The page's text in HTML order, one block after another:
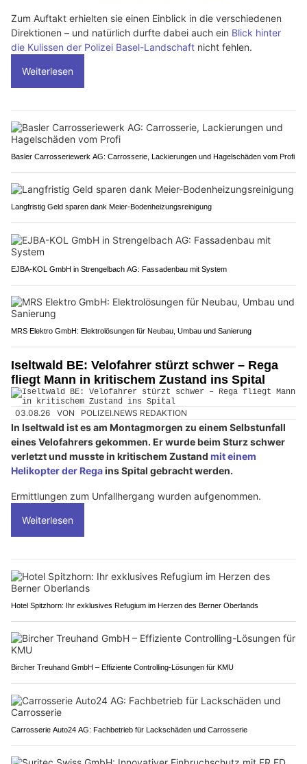
Zum Auftakt erhielten sie einen Einblick in die verschiedenen
Direktionen – und natürlich durfte dabei auch ein Blick hinter
die Kulissen der Polizei Basel-Landschaft nicht fehlen.
Weiterlesen
Basler Carrosseriewerk AG: Carrosserie, Lackierungen und Hagelschäden vom Profi
Langfristig Geld sparen dank Meier-Bodenheizungsreinigung
EJBA-KOL GmbH in Strengelbach AG: Fassadenbau mit System
MRS Elektro GmbH: Elektrolösungen für Neubau, Umbau und Sanierung
Iseltwald BE: Velofahrer stürzt schwer – Rega
fliegt Mann in kritischem Zustand ins Spital
03.08.26 VON POLIZEI.NEWS REDAKTION
In Iseltwald ist es am Montagmorgen zu einem Selbstunfall
eines Velofahrers gekommen. Er wurde beim Sturz schwer
verletzt und musste in kritischem Zustand mit einem
Helikopter der Regains Spital gebracht werden.
Ermittlungen zum Unfallhergang wurden aufgenommen.
Weiterlesen
Hotel Spitzhorn: Ihr exklusives Refugium im Herzen des Berner Oberlands
Bircher Treuhand GmbH – Effiziente Controlling-Lösungen für KMU
Carrosserie Auto24 AG: Fachbetrieb für Lackschäden und Carrosserie